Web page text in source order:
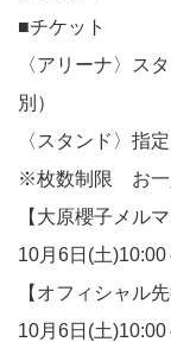
■チケット
〈アリーナ〉ス
別）
〈スタンド〉指
※枚数制限 お一
【 大原櫻子メル
10月6日(土
【 オフィシャル
10月6日(土